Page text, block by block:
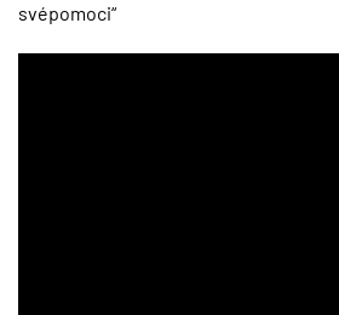
svépomoci“